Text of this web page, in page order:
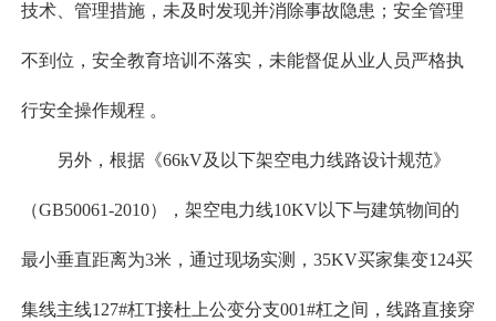
技术、管理措施，未及时发现并消除事故隐患；安全管理
不到位，安全教育培训不落实，未能督促从业人员严格执
行安全操作规程 。
另外，根据《66kV及以下架空电力线路设计规范》
（GB50061-2010），架空电力线10KV以下与建筑物间的
最小垂直距离为3米，通过现场实测，35KV买家集变124买
集线主线127#杠T接杜上公变分支001#杠之间，线路直接穿